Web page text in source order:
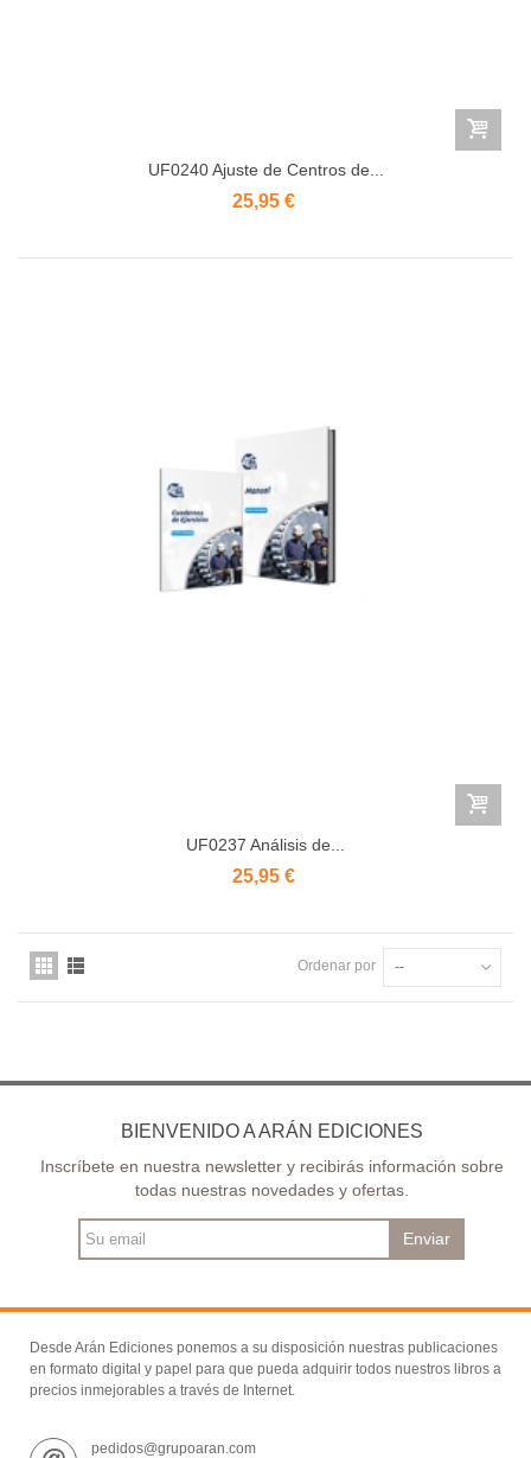
UF0240 Ajuste de Centros de...
25,95 €
UF0237 Análisis de...
25,95 €
Ordenar por --
BIENVENIDO A ARÁN EDICIONES
Inscríbete en nuestra newsletter y recibirás información sobre
todas nuestras novedades y ofertas.
Enviar
Desde Arán Ediciones ponemos a su disposición nuestras publicaciones
en formato digital y papel para que pueda adquirir todos nuestros libros a
precios inmejorables a través de Internet.
pedidos@grupoaran.com